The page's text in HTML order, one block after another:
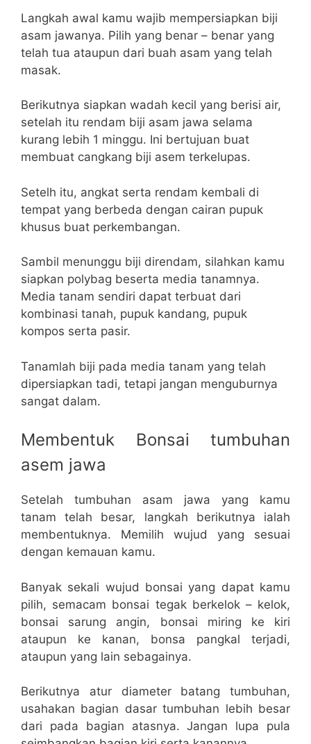
Langkah awal kamu wajib mempersiapkan biji
asam jawanya. Pilih yang benar – benar yang
telah tua ataupun dari buah asam yang telah
masak.
Berikutnya siapkan wadah kecil yang berisi air,
setelah itu rendam biji asam jawa selama
kurang lebih 1 minggu. Ini bertujuan buat
membuat cangkang biji asem terkelupas.
Setelh itu, angkat serta rendam kembali di
tempat yang berbeda dengan cairan pupuk
khusus buat perkembangan.
Sambil menunggu biji direndam, silahkan kamu
siapkan polybag beserta media tanamnya.
Media tanam sendiri dapat terbuat dari
kombinasi tanah, pupuk kandang, pupuk
kompos serta pasir.
Tanamlah biji pada media tanam yang telah
dipersiapkan tadi, tetapi jangan menguburnya
sangat dalam.
Membentuk Bonsai tumbuhan
asem jawa
Setelah tumbuhan asam jawa yang kamu
tanam telah besar, langkah berikutnya ialah
membentuknya. Memilih wujud yang sesuai
dengan kemauan kamu.
Banyak sekali wujud bonsai yang dapat kamu
pilih, semacam bonsai tegak berkelok – kelok,
bonsai sarung angin, bonsai miring ke kiri
ataupun ke kanan, bonsa pangkal terjadi,
ataupun yang lain sebagainya.
Berikutnya atur diameter batang tumbuhan,
usahakan bagian dasar tumbuhan lebih besar
dari pada bagian atasnya. Jangan lupa pula